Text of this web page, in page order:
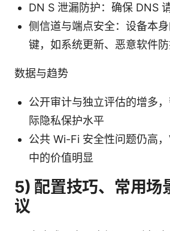
DN S 泄漏防护：确保 DNS
侧信道与端点安全：设备本
键，如系统更新、恶意软件
数据与趋势
公开审计与独立评估的增多
际隐私保护水平
公共 Wi-Fi 安全性问题仍高
中的价值明显
5) 配置技巧、常用场
议